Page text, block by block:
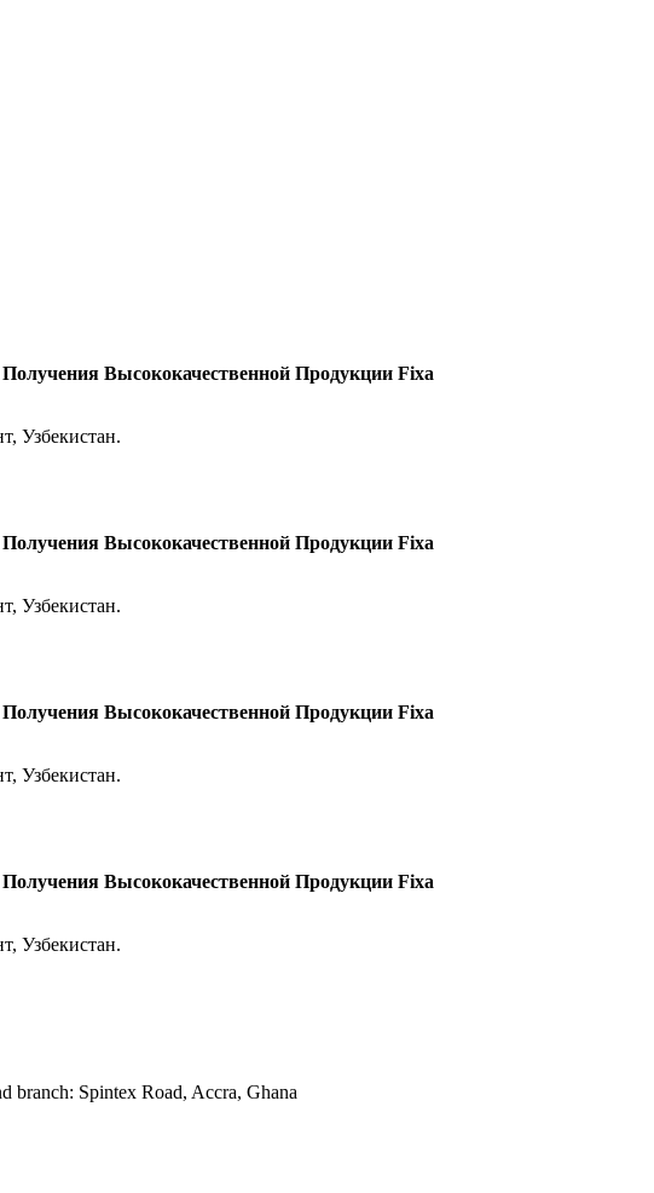
Высококачественной Продукции Fixa
Узбекистан.
Высококачественной Продукции Fixa
Узбекистан.
Высококачественной Продукции Fixa
Узбекистан.
Высококачественной Продукции Fixa
Узбекистан.
branch: Spintex Road, Accra, Ghana